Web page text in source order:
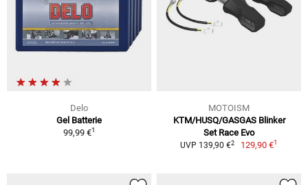
Delo
Gel Batterie
99,99 €1
MOTOISM
KTM/HUSQ/GASGAS Blinker
Set Race Evo
UVP 139,90 €2 129,90 €1